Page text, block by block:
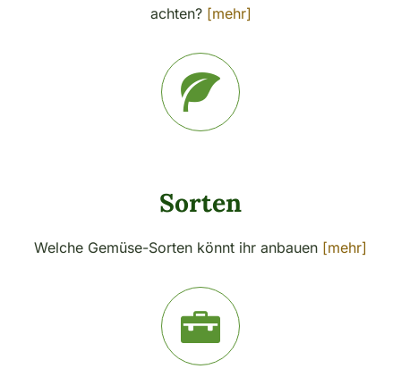
achten? [mehr]
Sorten
Welche Gemüse-Sorten könnt ihr anbauen [mehr]